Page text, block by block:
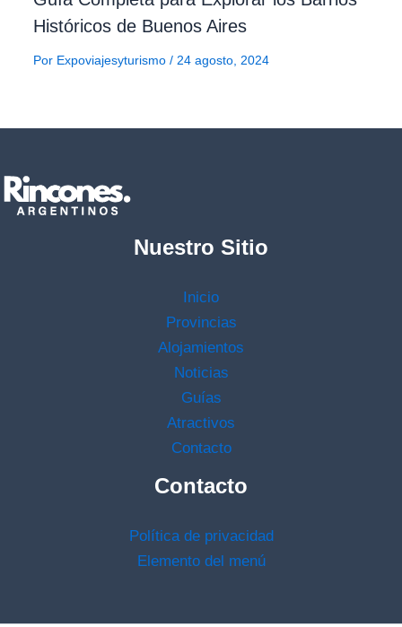
Históricos de Buenos Aires
Por Expoviajesyturismo / 24 agosto, 2024
Nuestro Sitio
Inicio
Provincias
Alojamientos
Noticias
Guías
Atractivos
Contacto
Contacto
Política de privacidad
Elemento del menú